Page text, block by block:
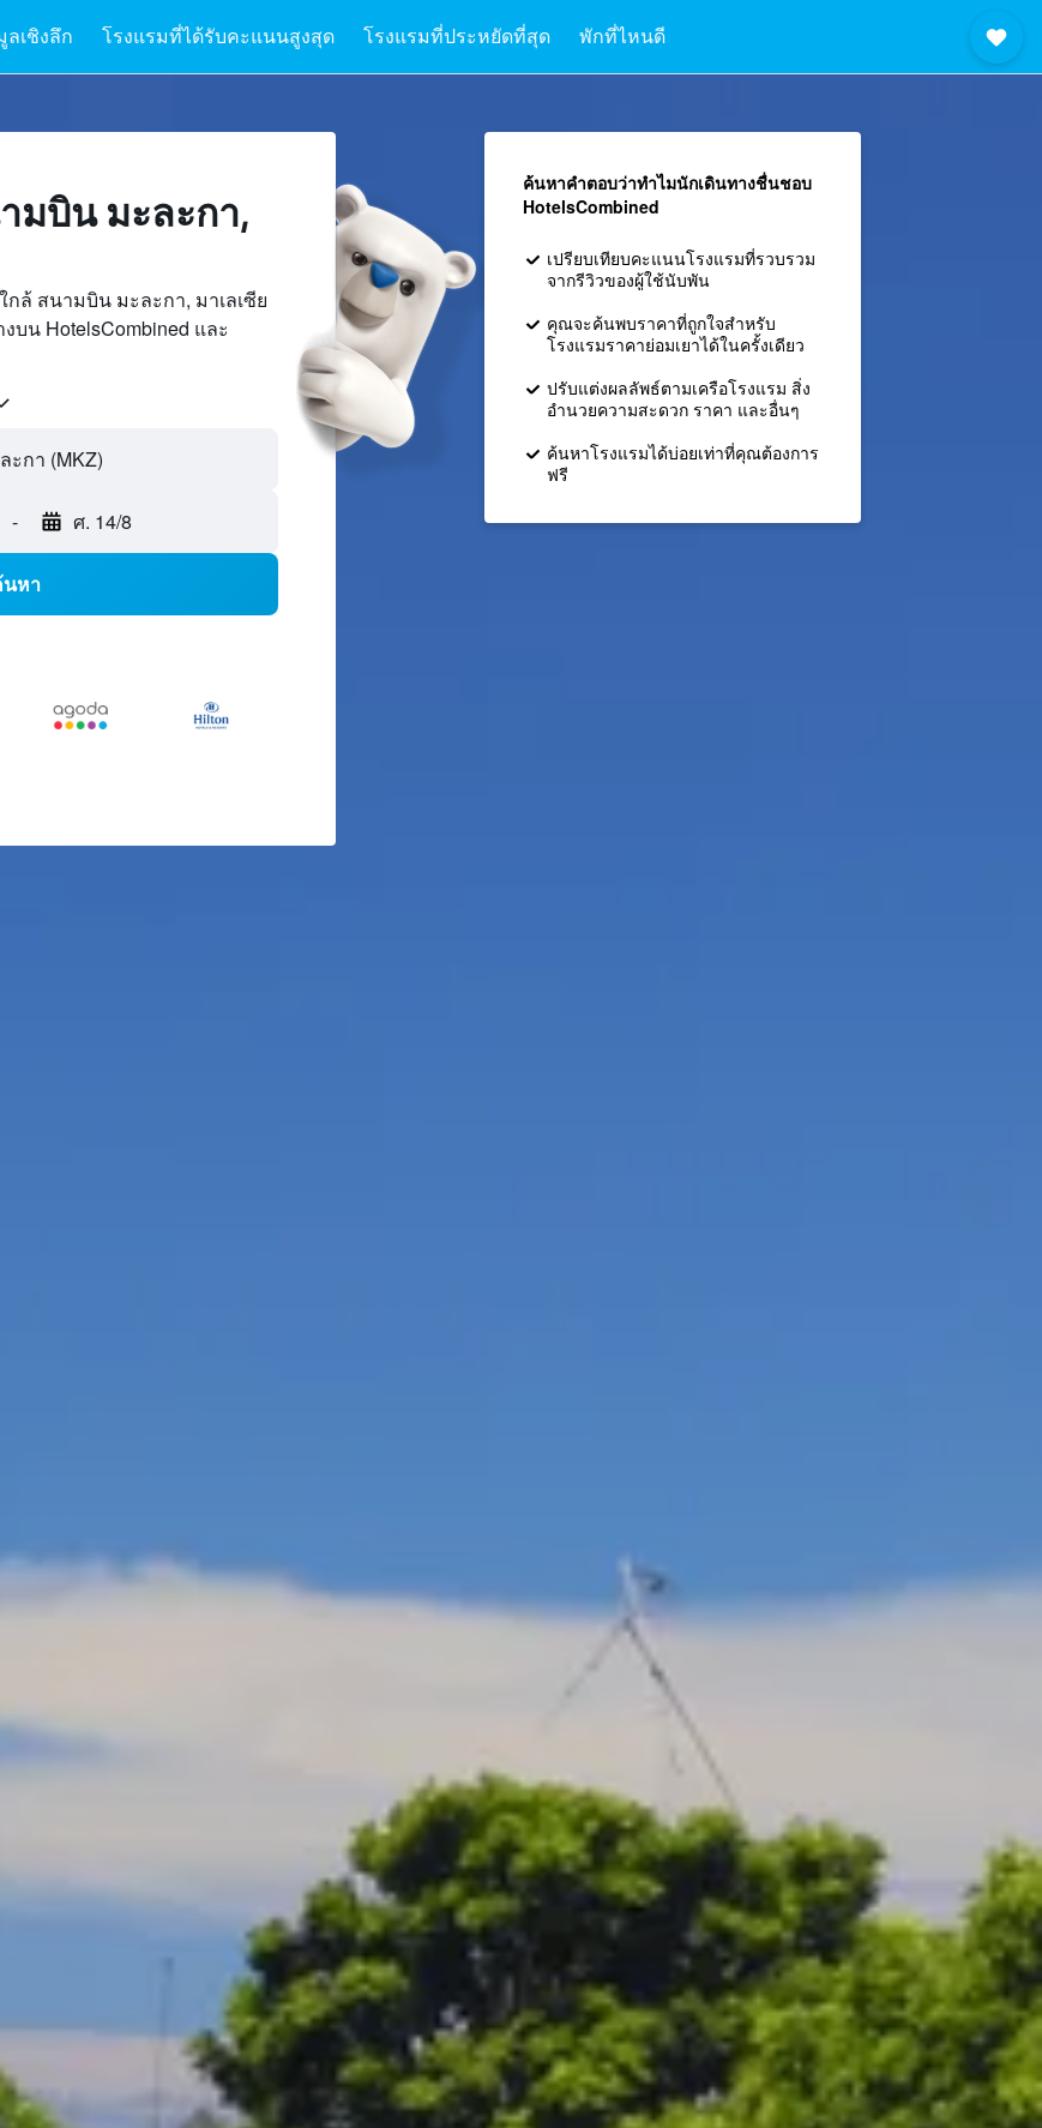
เชิงลึก โรงแรมที่ได้รับคะแนนสูงสุด โรงแรมที่ประหยัดที่สุด พักที่ไหนดี
มบิน มะละกา,
ล้ สนามบิน มะละกา, มาเลเซีย
บน HotelsCombined และ
- ศ. 14/8
หา
ค้นหาคำตอบว่าทำไมนักเดินทางชื่นชอบ
HotelsCombined
เปรียบเทียบคะแนนโรงแรมที่รวบรวม
จากรีวิวของผู้ใช้นับพัน
คุณจะค้นพบราคาที่ถูกใจสำหรับ
โรงแรมราคาย่อมเยาได้ในครั้งเดียว
ปรับแต่งผลลัพธ์ตามเครือโรงแรม สิ่ง
อำนวยความสะดวก ราคา และอื่นๆ
ค้นหาโรงแรมได้บ่อยเท่าที่คุณต้องการ
ฟรี